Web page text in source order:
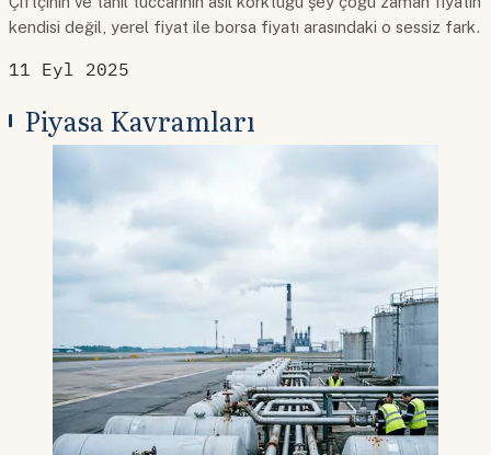
kendisi değil, yerel fiyat ile borsa fiyatı arasındaki o sessiz fark.
11 Eyl 2025
Piyasa Kavramları